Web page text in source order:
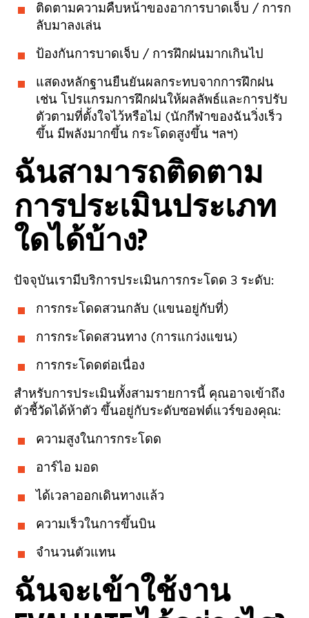
ติดตามความคืบหน้าของอาการบาดเจ็บ / การก
ลับมาลงเล่น
ป้องกันการบาดเจ็บ / การฝึกฝนมากเกินไป
แสดงหลักฐานยืนยันผลกระทบจากการฝึกฝน
เช่น โปรแกรมการฝึกฝนให้ผลลัพธ์และการปรับ
ตัวตามที่ตั้งใจไว้หรือไม่ (นักกีฬาของฉันวิ่งเร็ว
ขึ้น มีพลังมากขึ้น กระโดดสูงขึ้น ฯลฯ)
ฉันสามารถติดตาม
การประเมินประเภท
ใดได้บ้าง?
ปัจจุบันเรามีบริการประเมินการกระโดด 3 ระดับ:
การกระโดดสวนกลับ (แขนอยู่กับที่)
การกระโดดสวนทาง (การแกว่งแขน)
การกระโดดต่อเนื่อง
สำหรับการประเมินทั้งสามรายการนี้ คุณอาจเข้าถึง
ตัวชี้วัดได้ห้าตัว ขึ้นอยู่กับระดับซอฟต์แวร์ของคุณ:
ความสูงในการกระโดด
อาร์ไอ มอด
ได้เวลาออกเดินทางแล้ว
ความเร็วในการขึ้นบิน
จำนวนตัวแทน
ฉันจะเข้าใช้งาน